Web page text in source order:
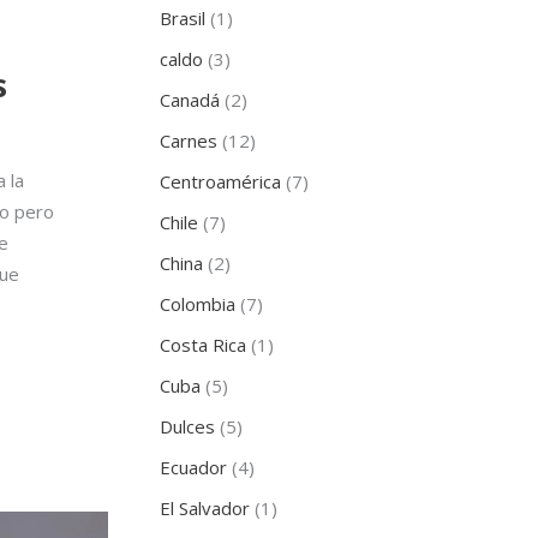
la
pero
Brasil (1)
caldo (3)
Canadá (2)
Carnes (12)
Centroamérica (7)
Chile (7)
China (2)
Colombia (7)
Costa Rica (1)
Cuba (5)
Dulces (5)
Ecuador (4)
El Salvador (1)